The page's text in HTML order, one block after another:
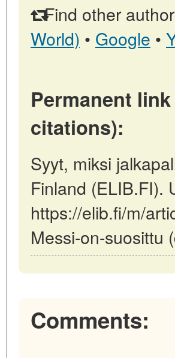
Find other
World) • Google •
Permanent
citations):
Syyt, miksi
Finland (ELIB.FI).
https://elib.fi/m/
Messi-on-suosittu
Comments: